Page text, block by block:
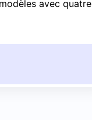
avec quatre